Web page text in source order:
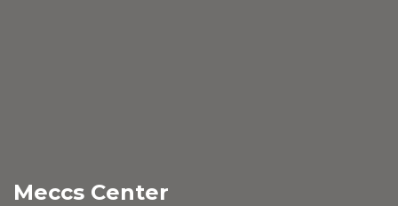
Meccs Center